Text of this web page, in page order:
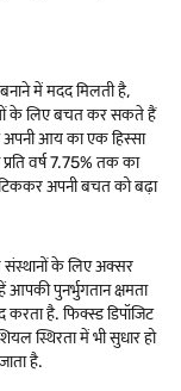
में मदद मिलती है,
के लिए बचत कर सकते हैं
आय का एक हिस्सा
वर्ष 7.75% तक का
टिककर अपनी बचत को बढ़ा
संस्थानों के लिए अक्सर
पुनर्भुगतान क्षमता
है. फिक्स्ड डिपॉजिट
स्थिरता में भी सुधार हो
है.